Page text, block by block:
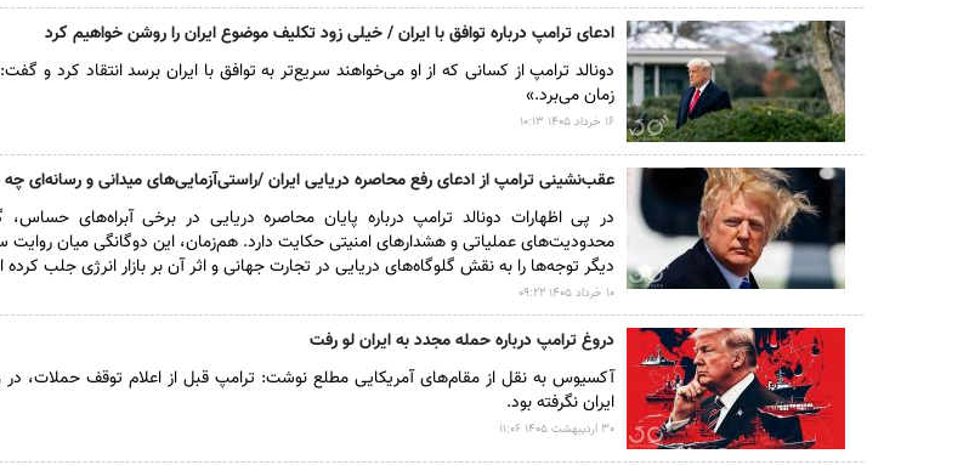
ادعای ترامپ درباره توافق با ایران / خیلی زود تکلیف موضوع ایران را روشن خواهیم کرد
دونالد ترامپ از کسانی که از او می‌خواهند سریع‌تر به توافق با ایران برسد انتقاد کرد و
زمان می‌برد.»
۱۶ خرداد ۱۴۰۵ ۱۰:۱۳
عقب‌نشینی ترامپ از ادعای رفع محاصره دریایی ایران /راستی‌آزمایی‌های میدانی و رسانه‌ای
در پی اظهارات دونالد ترامپ درباره پایان محاصره دریایی در برخی آبراه‌های حساس،
محدودیت‌های عملیاتی و هشدار‌های امنیتی حکایت دارد. هم‌زمان، این دوگانگی میان روایت
دیگر توجه‌ها را به نقش گلوگاه‌های دریایی در تجارت جهانی و اثر آن بر بازار انرژی جلب
۱۰ خرداد ۱۴۰۵ ۰۹:۲۲
دروغ ترامپ درباره حمله مجدد به ایران لو رفت
آکسیوس به نقل از مقام‌های آمریکایی مطلع نوشت: ترامپ قبل از اعلام توقف حملات، در
ایران نگرفته بود.
۳۰ ارديبهشت ۱۴۰۵ ۱۱:۰۶